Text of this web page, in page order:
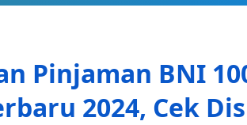
Pinjaman BNI
2024, Cek